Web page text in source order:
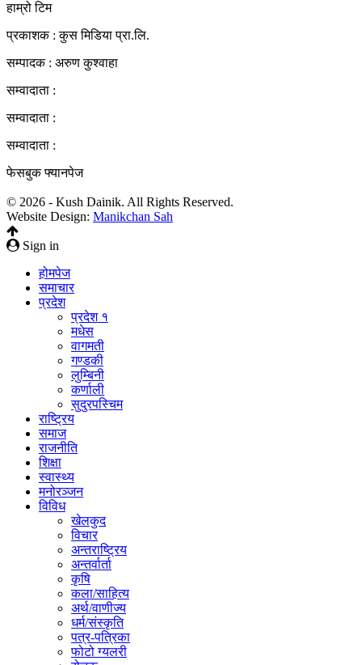
हाम्रो टिम
प्रकाशक : कुस मिडिया प्रा‍.लि.
सम्पादक : अरुण कुश्वाहा
सम्वादाता :
सम्वादाता :
सम्वादाता :
फेसबुक फ्यानपेज
© 2026 - Kush Dainik. All Rights Reserved.
Website Design: Manikchan Sah
Sign in
होमपेज
समाचार
प्रदेश
प्रदेश १
मधेस
वागमती
गण्डकी
लुम्बिनी
कर्णाली
सुदुरपस्चिम
राष्ट्रिय
समाज
राजनीति
शिक्षा
स्वास्थ्य
मनोरञ्जन
विविध
खेलकुद
विचार
अन्तराष्ट्रिय
अन्तर्वार्ता
कृषि
कला/साहित्य
अर्थ/वाणीज्य
धर्म/संस्कृति
पत्र-पत्रिका
फोटो ग्यलरी